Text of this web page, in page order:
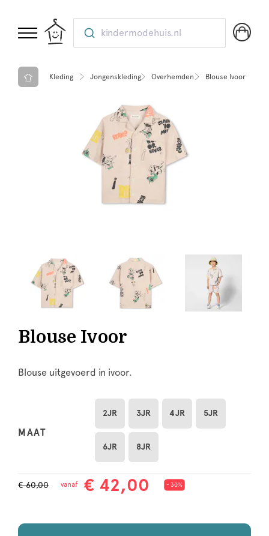
kindermodehuis.nl
Kleding Jongenskleding Overhemden Blouse Ivoor
Blouse Ivoor
Blouse uitgevoerd in ivoor.
MAAT
2JR 3JR 4JR 5JR
6JR 8JR
€ 60,00 vanaf € 42,00 - 30%